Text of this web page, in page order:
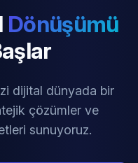
Dönüşümü
dijital dünyada bir
çözümler ve
sunuyoruz.